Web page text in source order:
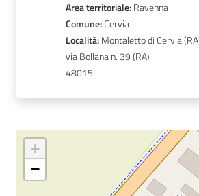
Bandi
Area territoriale:Ravenna
Comune: Cervia
Località: Montaletto di Cervia
via Bollana n. 39
48015
+
−